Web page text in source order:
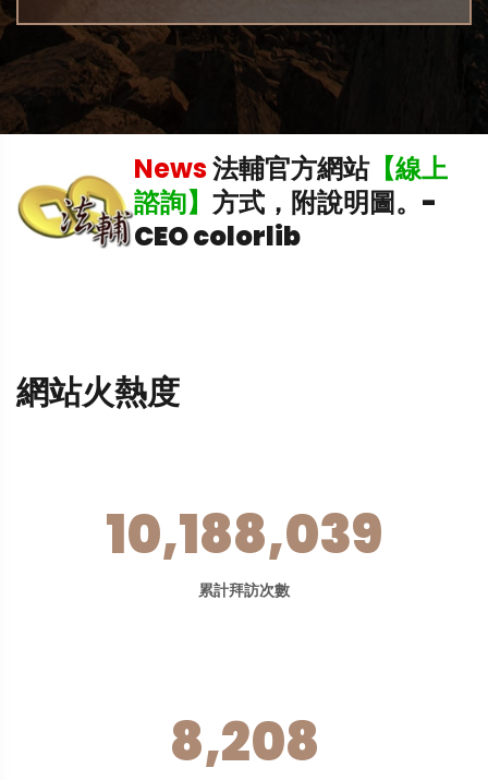
News法輔官方網站【線上
諮詢】 方式，附說明圖。 -
CEO colorlib
網站火熱度
10,188,039
累計拜訪次數
8,208